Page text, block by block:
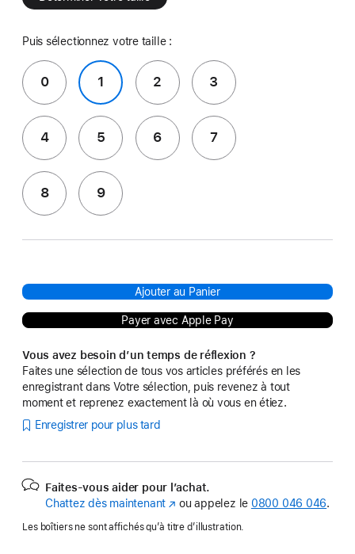
Puis sélectionnez votre taille :
0 1 2 3
4 5 6 7
8 9
Ajouter au Panier
Payer avec Apple Pay
Vous avez besoin d’un temps de réflexion ?
Faites une sélection de tous vos articles préférés en les
enregistrant dans Votre sélection, puis revenez à tout
moment et reprenez exactement là où vous en étiez.
Enregistrer pour plus tard
Faites-vous aider pour l’achat.
Chattez dès maintenant (s’ouvre
une
ou appelez le 0800 046 046.
Les boîtiers ne sont affichés qu’à titre d’illustration.